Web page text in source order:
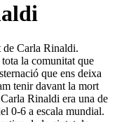
de Carla Rinaldi.
la comunitat que
que ens deixa
tenir davant la mort
Rinaldi era una de
0-6 a escala mundial.